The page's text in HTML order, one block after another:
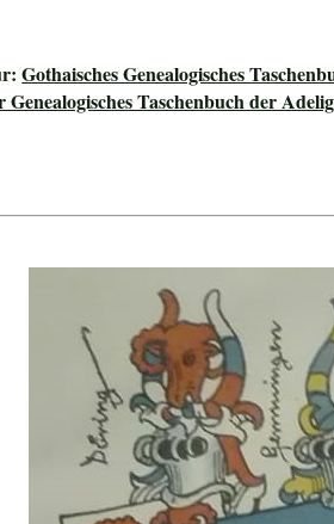
Gothaisches Genealogisches
Taschenbuch der